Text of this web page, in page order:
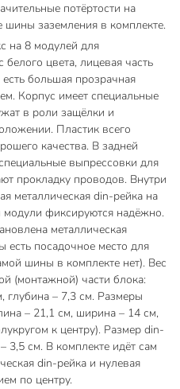
УТ000002643
350 г
21 x 14 x 10 см
потёртости на
шины заземления в комплекте.
на 8 модулей для
цвета, лицевая часть
большая прозрачная
Корпус имеет специальные
в роли защёлки и
Пластик всего
качества. В задней
выпрессовки для
прокладку проводов. Внутри
металлическая din-рейка на
модули фиксируются надёжно.
металлическая
есть посадочное место для
шины в комплекте нет). Вес
(монтажной) части блока:
глубина – 7,3 см. Размеры
– 21,1 см, ширина – 14 см,
к центру). Размер din-
3,5 см. В комплекте идёт сам
din-рейка и нулевая
по центру.